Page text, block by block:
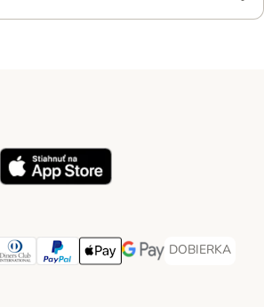
Method
Express Payment Method
Club Payment Method
PayPal Payment Method
Apple Pay Payment Method
Google Pay Payment
DOBIERKA
DOBIERKA
Method